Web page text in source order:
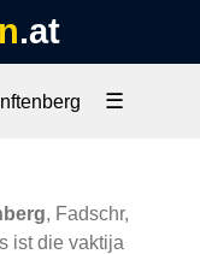
.at
☰
, Fadschr,
ist die vaktija